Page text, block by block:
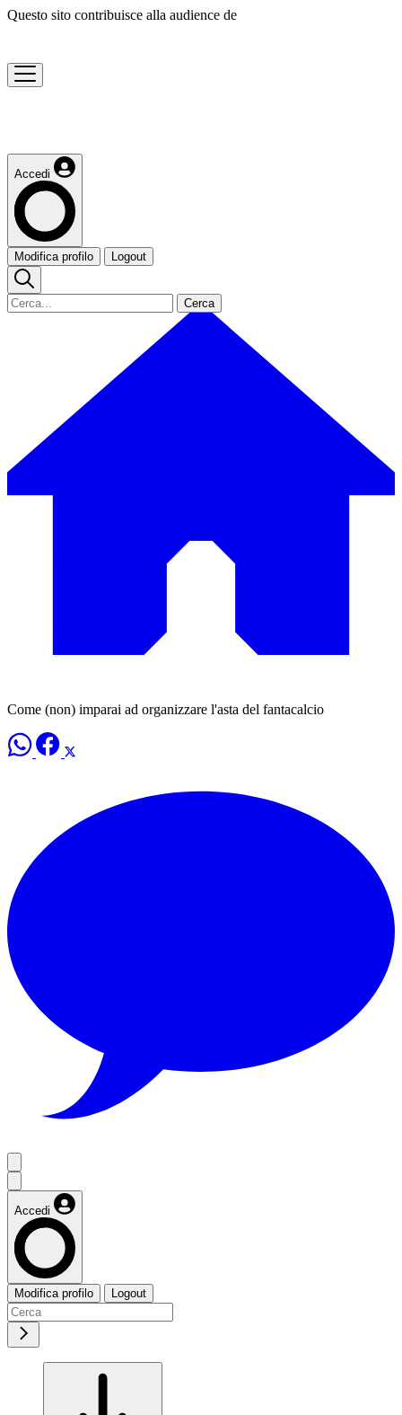
Questo sito contribuisce alla audience de
Accedi
Modifica profilo Logout
Cerca
Come (non) imparai ad organizzare l'asta del fantacalcio
Accedi
Modifica profilo Logout